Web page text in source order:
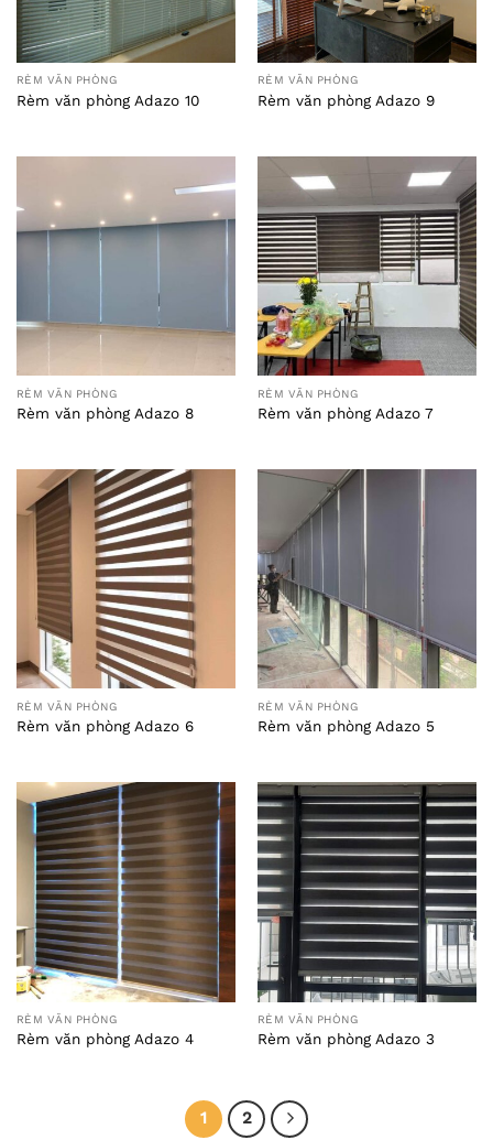
RÈM VĂN PHÒNG
Rèm văn phòng Adazo 10
RÈM VĂN PHÒNG
Rèm văn phòng Adazo 9
RÈM VĂN PHÒNG
Rèm văn phòng Adazo 8
RÈM VĂN PHÒNG
Rèm văn phòng Adazo 7
RÈM VĂN PHÒNG
Rèm văn phòng Adazo 6
RÈM VĂN PHÒNG
Rèm văn phòng Adazo 5
RÈM VĂN PHÒNG
Rèm văn phòng Adazo 4
RÈM VĂN PHÒNG
Rèm văn phòng Adazo 3
1 2